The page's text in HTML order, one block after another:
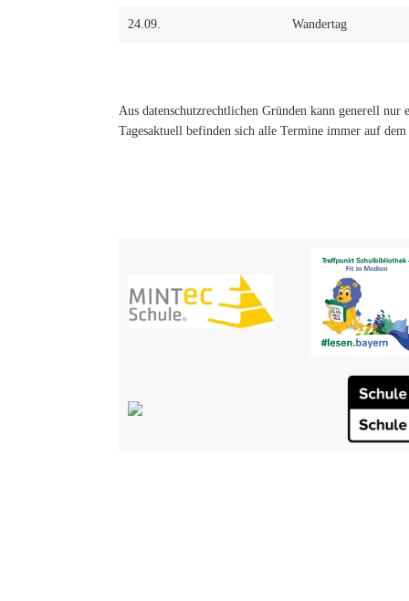
24.09. Wandertag
Aus datenschutzrechtlichen Gründen kann generell nur
Tagesaktuell befinden sich alle Termine immer auf